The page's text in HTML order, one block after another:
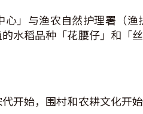
」与渔农自然护理署（
水稻品种「花腰仔」和「
开始，围村和农耕文化开